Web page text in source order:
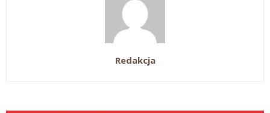
Redakcja